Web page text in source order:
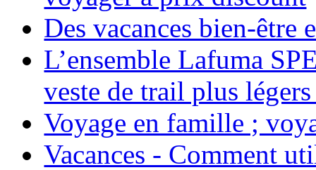
Des vacances bien-être
L’ensemble Lafuma
veste de trail plus
Voyage en famille ;
Vacances - Comment